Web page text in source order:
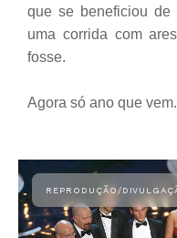
que se beneficiou de
uma corrida com
fosse.
Agora só ano que vem.